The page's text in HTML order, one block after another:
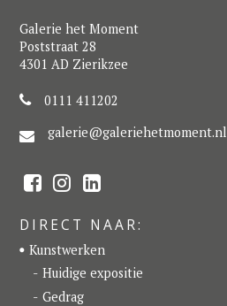
Galerie het Moment
Poststraat 28
4301 AD Zierikzee
0111 411202
galerie@galeriehetmoment.nl
F
a
e
b
o
o
k
t
a
g
r
a
m
L
i
k
e
d
I
n
DIRECT NAAR:
Kunstwerken
Huidige expositie
Gedrag